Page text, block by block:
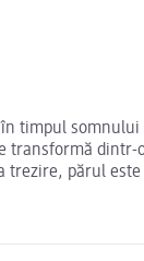
în timpul
transformă
părul